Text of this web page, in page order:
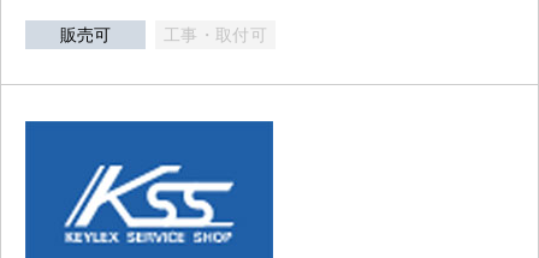
販売可 工事・取付可